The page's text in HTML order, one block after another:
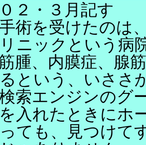
２・３月記す
術を受けたのは
ニックという病
腫、内膜症、腺
という、いささ
索エンジンのグ
入れたときにホ
ても、見つけて